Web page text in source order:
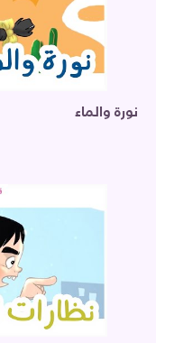
نورة والماء